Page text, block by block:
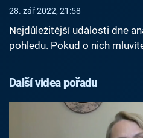
28. zář 2022, 21:58
Nejdůležitější události dne
pohledu. Pokud o nich
Další videa pořadu